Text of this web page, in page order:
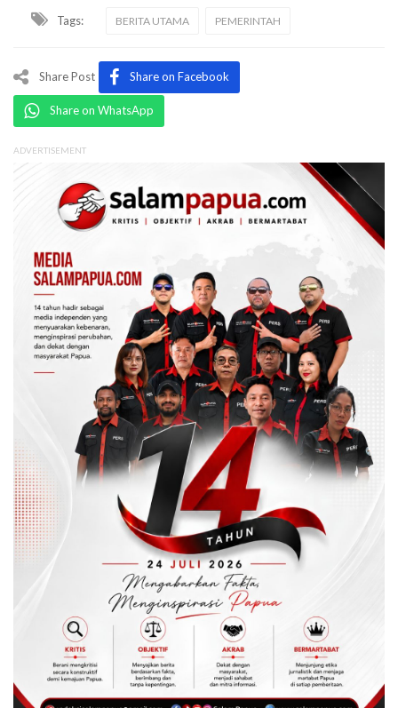
Tags: BERITA UTAMA PEMERINTAH
Share Post Share on Facebook
Share on WhatsApp
ADVERTISEMENT